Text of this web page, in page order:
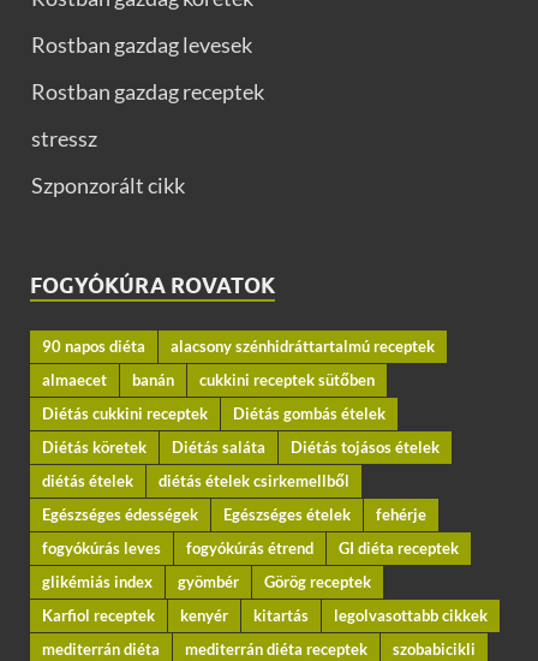
Rostban gazdag levesek
Rostban gazdag receptek
stressz
Szponzorált cikk
FOGYÓKÚRA ROVATOK
90 napos diéta
alacsony szénhidráttartalmú receptek
almaecet
banán
cukkini receptek sütőben
Diétás cukkini receptek
Diétás gombás ételek
Diétás köretek
Diétás saláta
Diétás tojásos ételek
diétás ételek
diétás ételek csirkemellből
Egészséges édességek
Egészséges ételek
fehérje
fogyókúrás leves
fogyókúrás étrend
GI diéta receptek
glikémiás index
gyömbér
Görög receptek
Karfiol receptek
kenyér kitartás
legolvasottabb cikkek
mediterrán diéta
mediterrán diéta receptek
szobabicikli